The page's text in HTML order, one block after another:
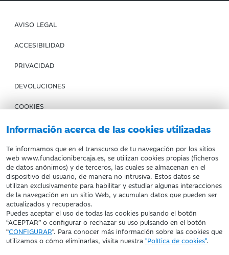
Información acerca de las cookies utilizadas
Te informamos que en el transcurso de tu navegación por los sitios
web www.fundacionibercaja.es, se utilizan cookies propias (ficheros
de datos anónimos) y de terceros, las cuales se almacenan en el
dispositivo del usuario, de manera no intrusiva. Estos datos se
utilizan exclusivamente para habilitar y estudiar algunas interacciones
de la navegación en un sitio Web, y acumulan datos que pueden ser
actualizados y recuperados.
Puedes aceptar el uso de todas las cookies pulsando el botón
“ACEPTAR” o configurar o rechazar su uso pulsando en el botón
“CONFIGURAR". Para conocer más información sobre las cookies que
utilizamos o cómo eliminarlas, visita nuestra "Política de cookies".
AVISO LEGAL
ACCESIBILIDAD
PRIVACIDAD
DEVOLUCIONES
COOKIES
CONDICIONES DE COMPRA
IBERCAJA BANCO
Fundación Bancaria Ibercaja. C.I.F. G-50000652.
Inscrita en el Registro de Fundaciones del Mº de Educación,
Cultura y Deporte con el nº 1689.
Domicilio social: Joaquín Costa, 13. 50001 Zaragoza.